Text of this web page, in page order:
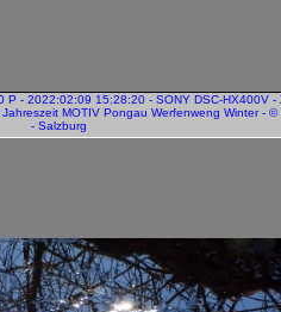
- 2022:02:09 15:28:20 - SONY DSC-HX400V -
MOTIV Pongau Werfenweng Winter - ©
- Salzburg